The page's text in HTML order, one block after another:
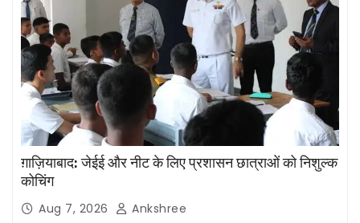
ग़ाज़ियाबाद: जेईई और नीट के लिए प्रशासन छात्राओं को निशुल्क
कोचिंग
Aug 7, 2026 Ankshree